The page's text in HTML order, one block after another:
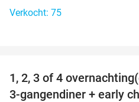
Verkocht: 75
1, 2, 3 of 4
3-gangendiner + early